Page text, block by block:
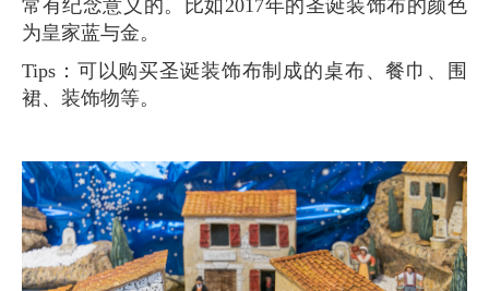
常有纪念意义的。比如2017年的圣诞装饰布的颜色
为皇家蓝与金。
Tips：可以购买圣诞装饰布制成的桌布、餐巾、围
裙、装饰物等。